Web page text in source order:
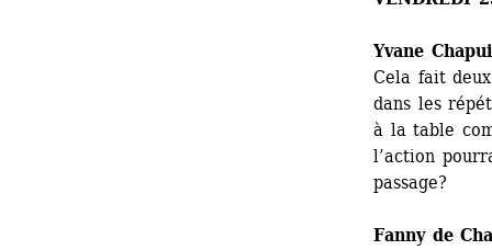
Yvane
Cela fait
dans les
à la table
l’action
passage?
Fanny de